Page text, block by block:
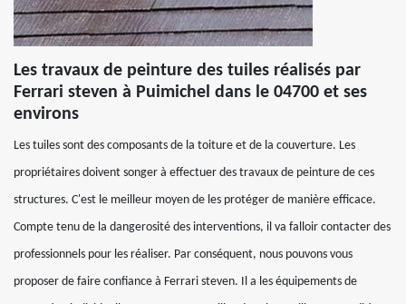
Les travaux de peinture des tuiles réalisés par
Ferrari steven à Puimichel dans le 04700 et ses
environs
Les tuiles sont des composants de la toiture et de la couverture. Les
propriétaires doivent songer à effectuer des travaux de peinture de ces
structures. C'est le meilleur moyen de les protéger de manière efficace.
Compte tenu de la dangerosité des interventions, il va falloir contacter des
professionnels pour les réaliser. Par conséquent, nous pouvons vous
proposer de faire confiance à Ferrari steven. Il a les équipements de